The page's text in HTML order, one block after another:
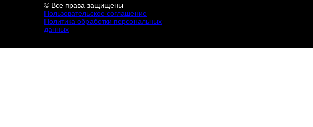
© Все права защищены
Пользовательское соглашение
Политика обработки персональных
данных